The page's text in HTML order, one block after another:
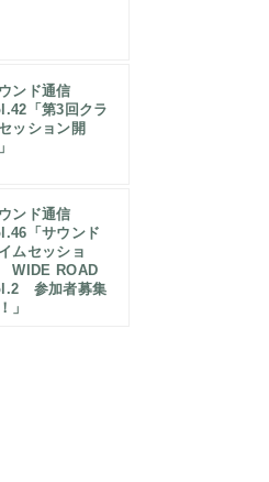
ンド通信
「第3回クラ
ッション開
ンド通信
「サウンド
ムセッショ
WIDE ROAD
参加者募集
」